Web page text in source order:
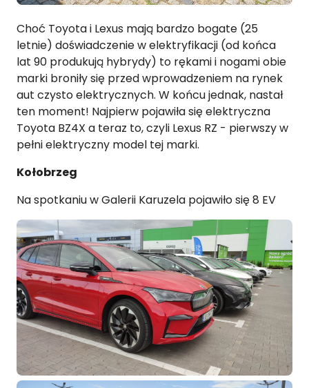
Choć Toyota i Lexus mają bardzo bogate (25
letnie) doświadczenie w elektryfikacji (od końca
lat 90 produkują hybrydy) to rękami i nogami obie
marki broniły się przed wprowadzeniem na rynek
aut czysto elektrycznych. W końcu jednak, nastał
ten moment! Najpierw pojawiła się elektryczna
Toyota BZ4X a teraz to, czyli Lexus RZ - pierwszy w
pełni elektryczny model tej marki.
Kołobrzeg
Na spotkaniu w Galerii Karuzela pojawiło się 8 EV